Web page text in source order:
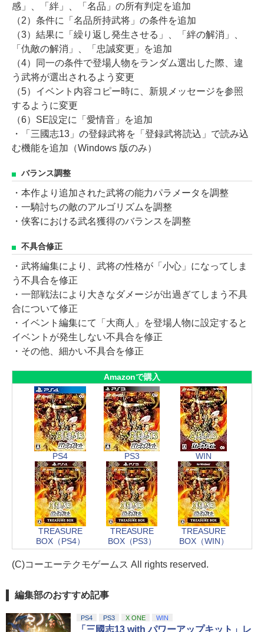
感」、「絆」、「名品」の所有判定を追加
（2）条件に「名品所持武将」の条件を追加
（3）結果に「繰り返し発生させる」、「絆の解消」、
「仇敵の解消」、「忠誠変更」を追加
（4）同一の条件で登場人物をランダム選出した際、違
う武将が選出されるよう変更
（5）イベント内容コピー時に、新規メッセージを参照
するように変更
（6）SE設定に「愛情音」を追加
・「三國志13」の登録武将を「登録武将読込」で読み込
む機能を追加（Windows 版のみ）
バランス調整
・本作より追加された武将の能力パラメータを調整
・一騎討ちの敵のアルゴリズムを調整
・侠客における武名獲得のバランスを調整
不具合修正
・武将編集により、武将の性格が「小心」になってしま
う不具合を修正
・一部戦法により大きなダメージが出過ぎてしまう不具
合について修正
・イベント編集にて「大商人」を登場人物に設定すると
イベントが発生しない不具合を修正
・その他、細かい不具合を修正
Amazonで購入
PS4 PS3 WIN
TREASURE
BOX（PS4）
TREASURE
BOX（PS3）
TREASURE
BOX（WIN）
(C)コーエーテクモゲームス All rights reserved.
編集部のおすすめ記事
PS4 PS3 X ONE WIN
「三國志13 with パワーアップキット」レ